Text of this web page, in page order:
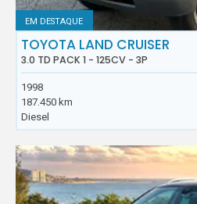
EM DESTAQUE
TOYOTA LAND CRUISER
3.0 TD PACK 1 - 125CV - 3P
1998
187.450 km
Diesel